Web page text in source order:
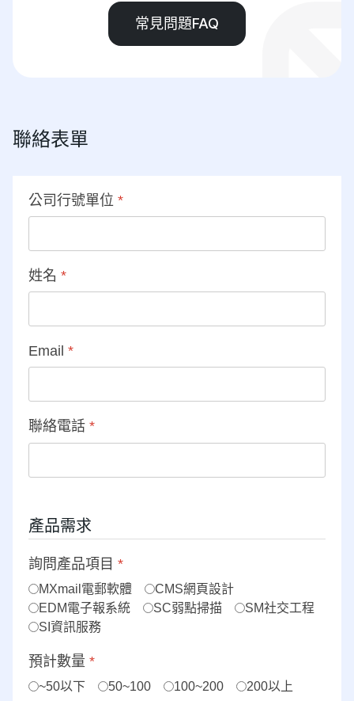
常見問題FAQ
聯絡表單
公司行號單位 *
姓名 *
Email *
聯絡電話 *
產品需求
詢問產品項目 *
MXmail電郵軟體
CMS網頁設計
EDM電子報系統
SC弱點掃描
SM社交工程
SI資訊服務
預計數量 *
~50以下 50~100 100~200 200以上